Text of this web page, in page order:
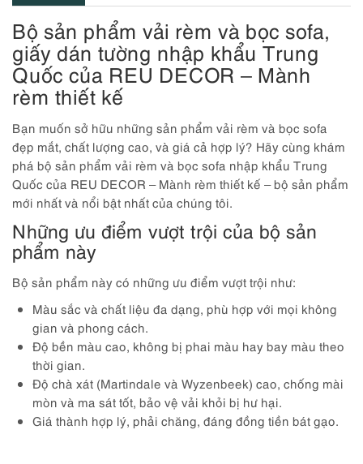
Bộ sản phẩm vải rèm và bọc sofa,
giấy dán tường nhập khẩu Trung
Quốc của REU DECOR – Mành
rèm thiết kế
Bạn muốn sở hữu những sản phẩm vải rèm và bọc sofa
đẹp mắt, chất lượng cao, và giá cả hợp lý? Hãy cùng khám
phá bộ sản phẩm vải rèm và bọc sofa nhập khẩu Trung
Quốc của REU DECOR – Mành rèm thiết kế – bộ sản phẩm
mới nhất và nổi bật nhất của chúng tôi.
Những ưu điểm vượt trội của bộ sản
phẩm này
Bộ sản phẩm này có những ưu điểm vượt trội như:
Màu sắc và chất liệu đa dạng, phù hợp với mọi không
gian và phong cách.
Độ bền màu cao, không bị phai màu hay bay màu theo
thời gian.
Độ chà xát (Martindale và Wyzenbeek) cao, chống mài
mòn và ma sát tốt, bảo vệ vải khỏi bị hư hại.
Giá thành hợp lý, phải chăng, đáng đồng tiền bát gạo.